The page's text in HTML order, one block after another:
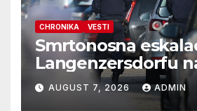
CHRONIKA VESTI
Smrtonosna
Langenzersdorfu
onlajn flerta
AUGUST 7, 2026 ADMIN